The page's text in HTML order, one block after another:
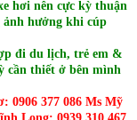
hơi nên cực kỳ thuận
ảnh hưởng khi cúp
đi du lịch, trẻ em &
cần thiết ở bên mình
0906 377 086 Ms Mỹ